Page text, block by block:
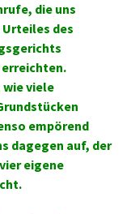
die uns
des
wie viele
empörend
dagegen auf, der
eigene